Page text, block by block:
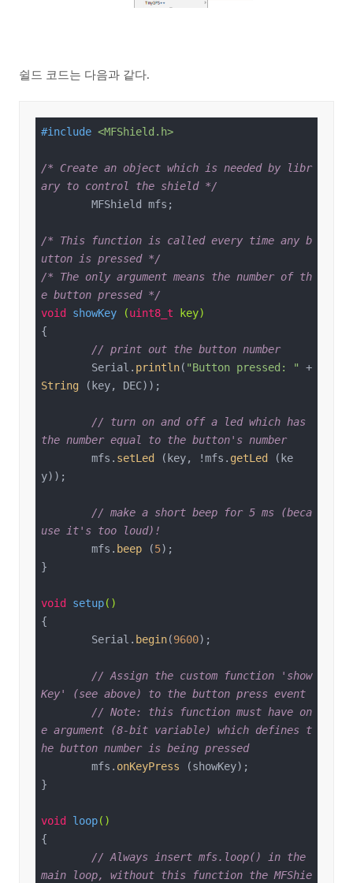
쉴드 코드는 다음과 같다.
#include <MFShield.h>
/* Create an object which is needed by libr
ary to control the shield */
/* This function is called every time any b
utton is pressed */
/* The only argument means the number of th
e button pressed */
void
showKey (uint8_t key)
{
// print out the button number
	Serial.
println( "Button pressed: "
String (key, DEC));
// turn on and off a led which has
the number equal to the button's number
	mfs.
setLed (key, !mfs. getLed
(ke
y));
// make a short beep for 5 ms (beca
use it's too loud)!
	mfs.
beep (5);
}
void setup()
{
	Serial.
begin(9600);
// Assign the custom function 'show
Key' (see above) to the button press event
// Note: this function must have on
e argument (8-bit variable) which defines t
he button number is being pressed
	mfs.
onKeyPress (showKey);
}
void loop()
{
// Always insert mfs.loop() in the
main loop, without this function the MFShie